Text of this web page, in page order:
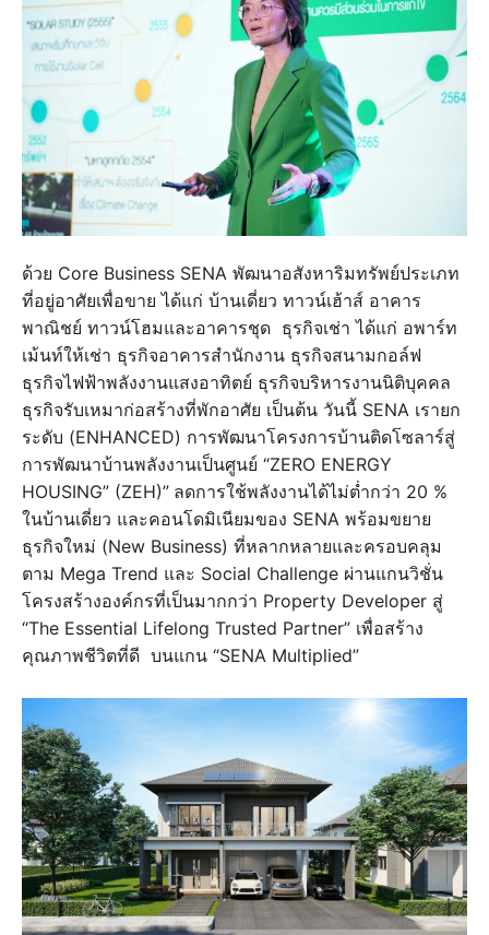
ด้วย Core Business SENA พัฒนาอสังหาริมทรัพย์ประเภท
ที่อยู่อาศัยเพื่อขาย ได้แก่ บ้านเดี่ยว ทาวน์เฮ้าส์ อาคาร
พาณิชย์ ทาวน์โฮมและอาคารชุด ธุรกิจเช่า ได้แก่ อพาร์ท
เม้นท์ให้เช่า ธุรกิจอาคารสำนักงาน ธุรกิจสนามกอล์ฟ
ธุรกิจไฟฟ้าพลังงานแสงอาทิตย์ ธุรกิจบริหารงานนิติบุคคล
ธุรกิจรับเหมาก่อสร้างที่พักอาศัย เป็นต้น วันนี้ SENA เรายก
ระดับ (ENHANCED) การพัฒนาโครงการบ้านติดโซลาร์สู่
การพัฒนาบ้านพลังงานเป็นศูนย์ “ZERO ENERGY
HOUSING” (ZEH)” ลดการใช้พลังงานได้ไม่ต่ำกว่า 20 %
ในบ้านเดี่ยว และคอนโดมิเนียมของ SENA พร้อมขยาย
ธุรกิจใหม่ (New Business) ที่หลากหลายและครอบคลุม
ตาม Mega Trend และ Social Challenge ผ่านแกนวิชั่น
โครงสร้างองค์กรที่เป็นมากกว่า Property Developer สู่
“The Essential Lifelong Trusted Partner” เพื่อสร้าง
คุณภาพชีวิตที่ดี บนแกน “SENA Multiplied”